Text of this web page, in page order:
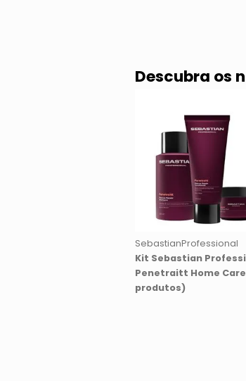
Descubra os
SebastianProfessional
Kit Sebastian
Penetraitt Home
produtos)